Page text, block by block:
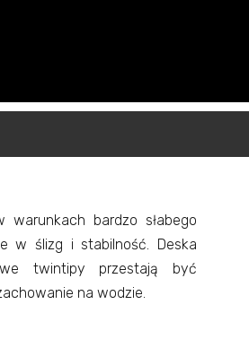
warunkach bardzo słabego
w ślizg i stabilność. Deska
twintipy przestają być
na wodzie.